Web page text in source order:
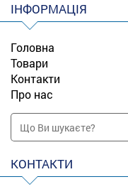
ІНФОРМАЦІЯ
Головна
Товари
Контакти
Про нас
КОНТАКТИ